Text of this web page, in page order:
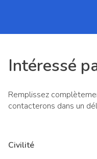
Intéressé
Remplissez
contacterons dans un
Civilité